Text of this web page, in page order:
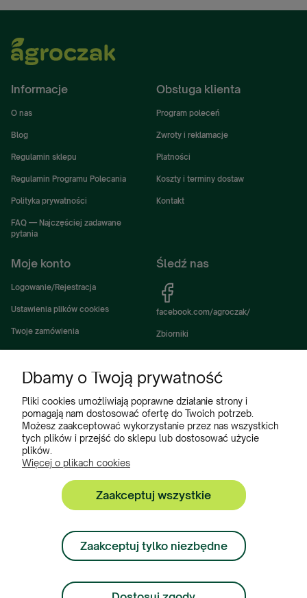
Informacje
O nas
Blog
Regulamin sklepu
Regulamin Programu Polecania
Polityka prywatności
FAQ — Najczęściej zadawane
pytania
Obsługa klienta
Program poleceń
Zwroty i reklamacje
Płatności
Koszty i terminy dostaw
Kontakt
Moje konto
Logowanie/Rejestracja
Ustawienia plików cookies
Twoje zamówienia
Ulubione
Śledź nas
facebook.com/agroczak/
Zbiorniki
Akcesoria i wyposażenie zbiorników
Zbiorniki na deszczówkę
Częsci do maszyn rolniczych
Części do ciągników
Zbiorniki, Program Poleceń, Akcesoria do zbiorników:
+48 222 508 449
Zamówienia:
+ 48 534 900 634
Dbamy o Twoją prywatność
Pliki cookies umożliwiają poprawne działanie strony i
pomagają nam dostosować ofertę do Twoich potrzeb.
Możesz zaakceptować wykorzystanie przez nas wszystkich
tych plików i przejść do sklepu lub dostosować użycie
plików.
Więcej o plikach cookies
Zaakceptuj wszystkie
Zaakceptuj tylko niezbędne